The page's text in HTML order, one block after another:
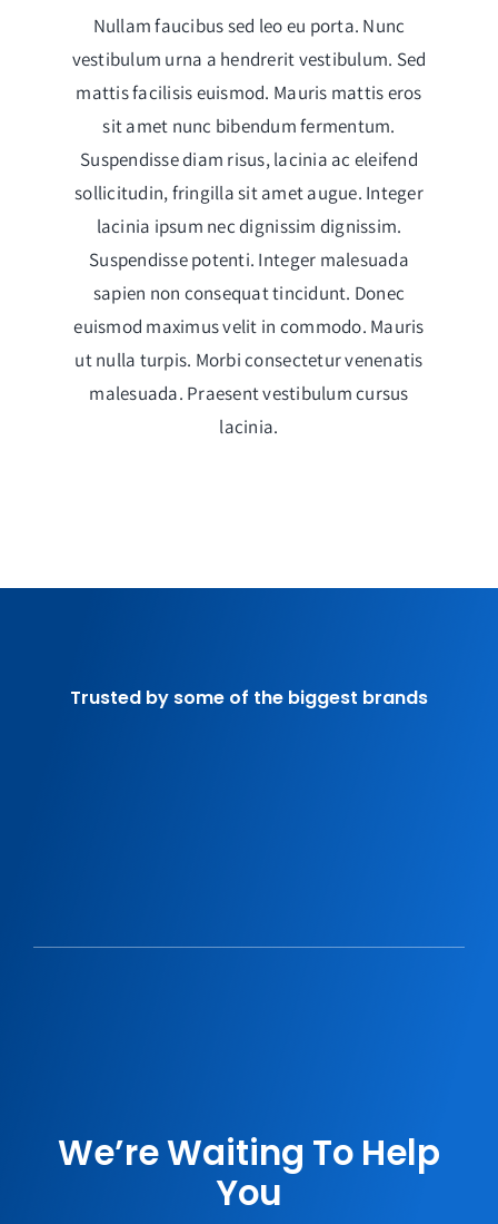
Nullam faucibus sed leo eu porta. Nunc
vestibulum urna a hendrerit vestibulum. Sed
mattis facilisis euismod. Mauris mattis eros
sit amet nunc bibendum fermentum.
Suspendisse diam risus, lacinia ac eleifend
sollicitudin, fringilla sit amet augue. Integer
lacinia ipsum nec dignissim dignissim.
Suspendisse potenti. Integer malesuada
sapien non consequat tincidunt. Donec
euismod maximus velit in commodo. Mauris
ut nulla turpis. Morbi consectetur venenatis
malesuada. Praesent vestibulum cursus
lacinia.
Trusted by some of the biggest brands
We’re Waiting To Help
You